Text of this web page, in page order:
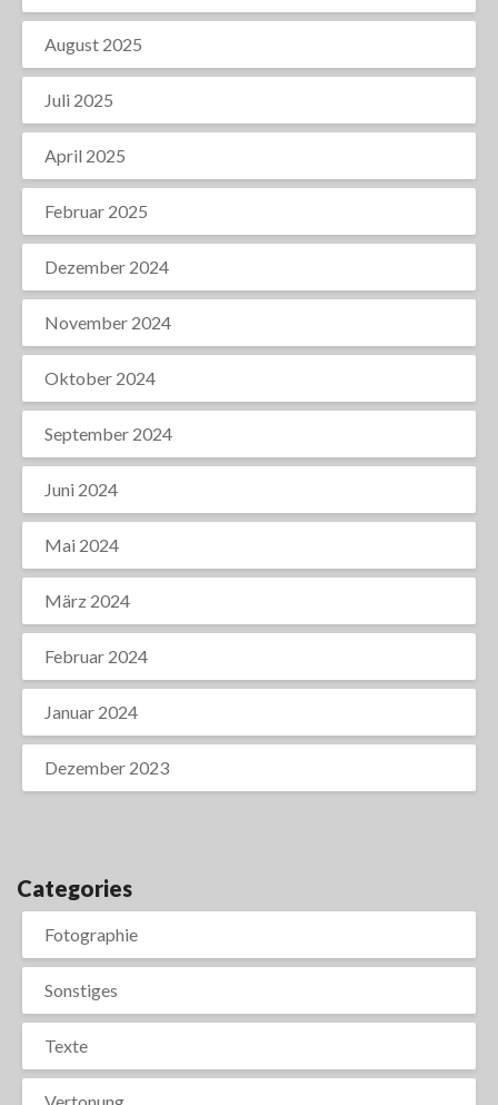
August 2025
Juli 2025
April 2025
Februar 2025
Dezember 2024
November 2024
Oktober 2024
September 2024
Juni 2024
Mai 2024
März 2024
Februar 2024
Januar 2024
Dezember 2023
Categories
Fotographie
Sonstiges
Texte